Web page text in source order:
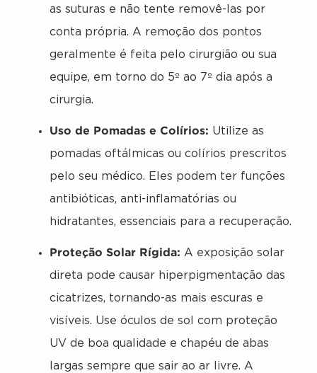
as suturas e não tente removê-las por
conta própria. A remoção dos pontos
geralmente é feita pelo cirurgião ou sua
equipe, em torno do 5º ao 7º dia após a
cirurgia.
Uso de Pomadas e Colírios: Utilize as
pomadas oftálmicas ou colírios prescritos
pelo seu médico. Eles podem ter funções
antibióticas, anti-inflamatórias ou
hidratantes, essenciais para a recuperação.
Proteção Solar Rígida: A exposição solar
direta pode causar hiperpigmentação das
cicatrizes, tornando-as mais escuras e
visíveis. Use óculos de sol com proteção
UV de boa qualidade e chapéu de abas
largas sempre que sair ao ar livre. A